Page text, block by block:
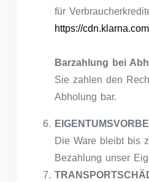
für
https://
Barzahlung bei
Sie zahlen den
Abholung bar.
Die Ware bleibt bis
Bezahlung unser